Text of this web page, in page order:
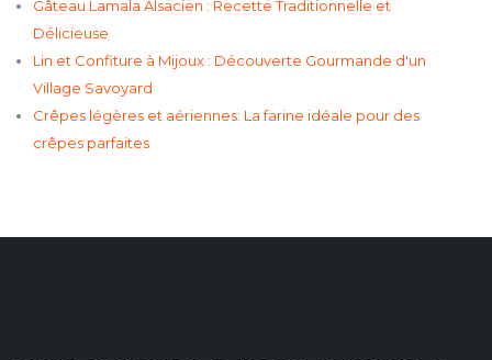
Gâteau Lamala Alsacien : Recette Traditionnelle et
Délicieuse
Lin et Confiture à Mijoux : Découverte Gourmande d'un
Village Savoyard
Crêpes légères et aériennes: La farine idéale pour des
crêpes parfaites